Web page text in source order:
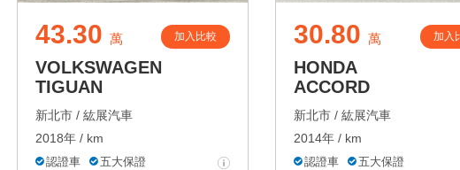
43.30 萬 加入比較
VOLKSWAGEN
TIGUAN
新北市 / 紘展汽車
2018年 / km
認證車
五大保證
30.80 萬 加入
HONDA
ACCORD
新北市 / 紘展汽車
2014年 / km
認證車
五大保證